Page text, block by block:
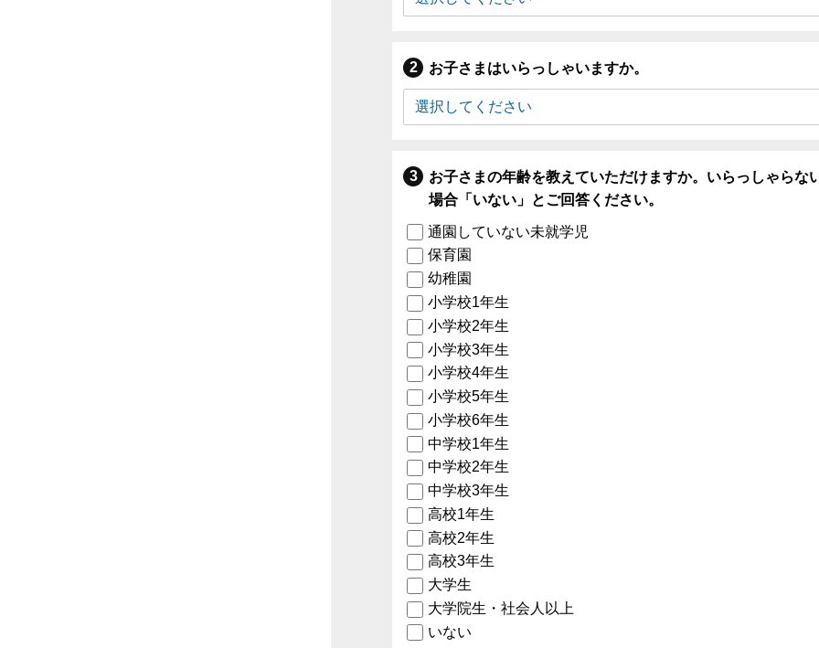
お子さまはいらっしゃいますか。
お子さまの年齢を教えていただけますか。いらっしゃらな
場合「いない」とご回答ください。
通園していない未就学児
保育園
幼稚園
小学校1年生
小学校2年生
小学校3年生
小学校4年生
小学校5年生
小学校6年生
中学校1年生
中学校2年生
中学校3年生
高校1年生
高校2年生
高校3年生
大学生
大学院生・社会人以上
いない